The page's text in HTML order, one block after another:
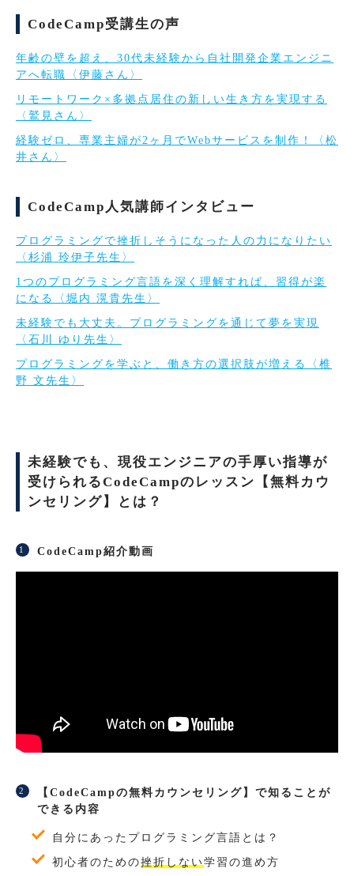
CodeCamp受講生の声
年齢の壁を超え、30代未経験から自社開発企業エンジニ
アへ転職〈伊藤さん〉
リモートワーク×多拠点居住の新しい生き方を実現する
〈鷲見さん〉
経験ゼロ、専業主婦が2ヶ月でWebサービスを制作！〈松
井さん〉
CodeCamp人気講師インタビュー
プログラミングで挫折しそうになった人の力になりたい
〈杉浦 玲伊子先生〉
1つのプログラミング言語を深く理解すれば、習得が楽
になる〈堀内 滉貴先生〉
未経験でも大丈夫。プログラミングを通じて夢を実現
〈石川 ゆり先生〉
プログラミングを学ぶと、働き方の選択肢が増える〈椎
野 文先生〉
未経験でも、現役エンジニアの手厚い指導が
受けられるCodeCampのレッスン【無料カウ
ンセリング】とは？
CodeCamp紹介動画
【CodeCampの無料カウンセリング】で知ることが
できる内容
自分にあったプログラミング言語とは？
初心者のための挫折しない学習の進め方